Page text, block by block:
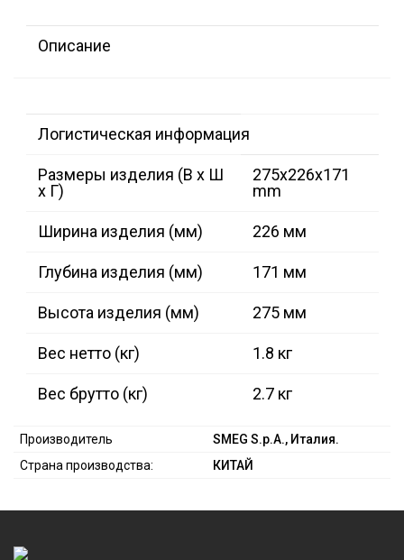
Описание
Логистическая информация
Размеры изделия (В х Ш
х Г)
275x226x171
mm
Ширина изделия (мм) 226 мм
Глубина изделия (мм) 171 мм
Высота изделия (мм) 275 мм
Вес нетто (кг) 1.8 кг
Вес брутто (кг) 2.7 кг
Производитель
SMEG S.p.A., Италия.
Страна производства:
КИТАЙ